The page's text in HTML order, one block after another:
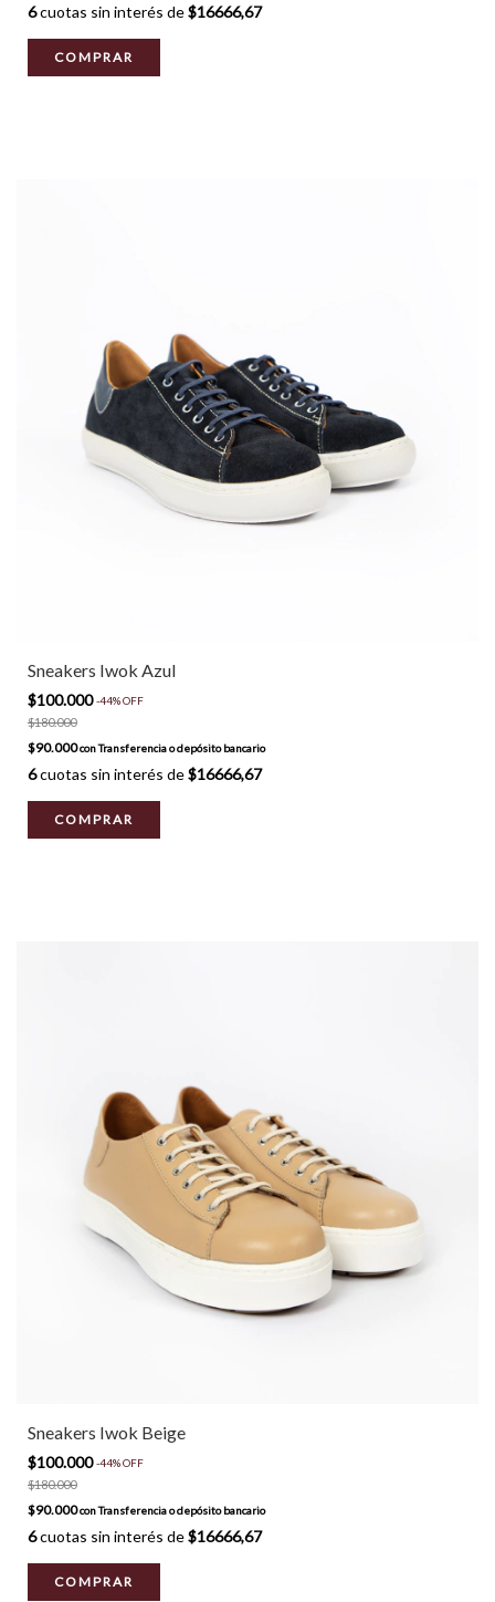
6cuotas sin interés de$16666,67
COMPRAR
Sneakers Iwok Azul
$100.000-44%OFF
$180.000
$90.000conTransferencia o depósito bancario
6cuotas sin interés de$16666,67
COMPRAR
Sneakers Iwok Beige
$100.000-44%OFF
$180.000
$90.000conTransferencia o depósito bancario
6cuotas sin interés de$16666,67
COMPRAR